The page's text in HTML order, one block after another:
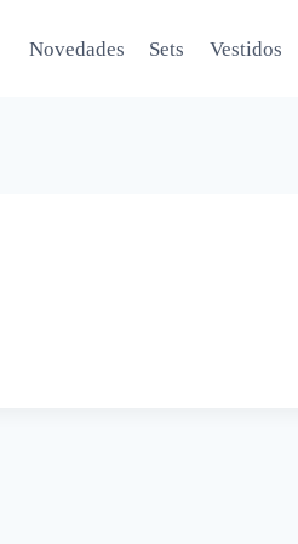
Novedades Sets Vestidos